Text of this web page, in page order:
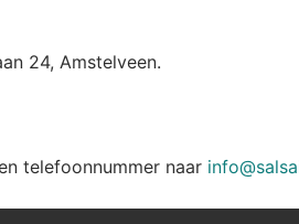
24, Amstelveen.
telefoonnummer naar